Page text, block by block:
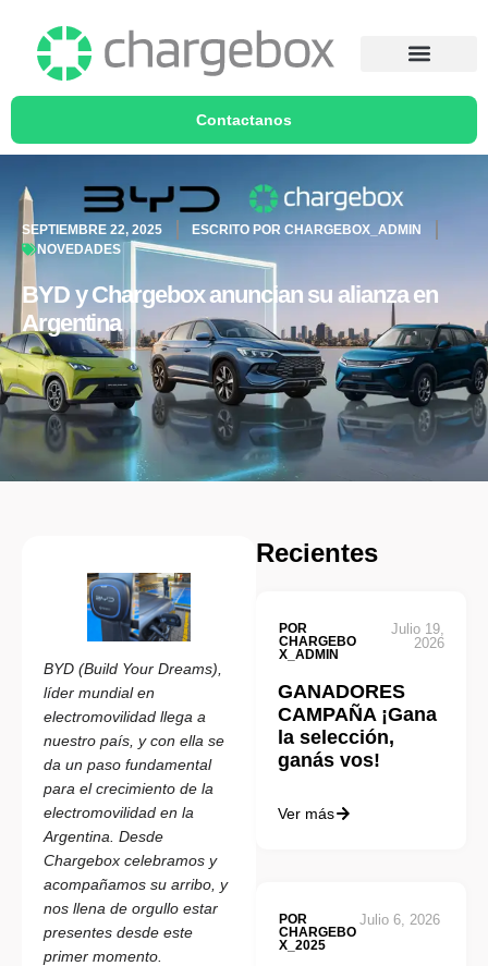
Contactanos
SEPTIEMBRE 22, 2025 ESCRITO POR CHARGEBOX_ADMIN
NOVEDADES
BYD y Chargebox anuncian su alianza en
Argentina
BYD (Build Your Dreams),
líder mundial en
electromovilidad llega a
nuestro país, y con ella se
da un paso fundamental
para el crecimiento de la
electromovilidad en la
Argentina. Desde
Chargebox celebramos y
acompañamos su arribo, y
nos llena de orgullo estar
presentes desde este
primer momento.
Recientes
POR
CHARGEBO
X_ADMIN
Julio 19,
2026
GANADORES
CAMPAÑA ¡Gana
la selección,
ganás vos!
Ver más
POR
CHARGEBO
X_2025
Julio 6, 2026